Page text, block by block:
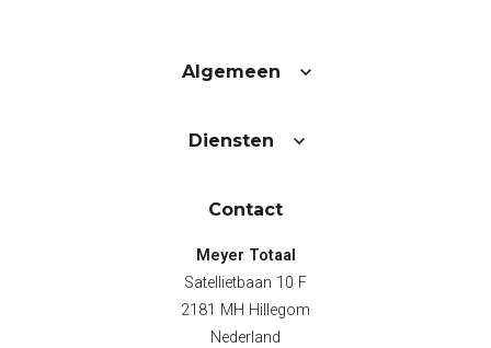
Algemeen
Diensten
Contact
Meyer Totaal
Satellietbaan 10 F
2181 MH Hillegom
Nederland